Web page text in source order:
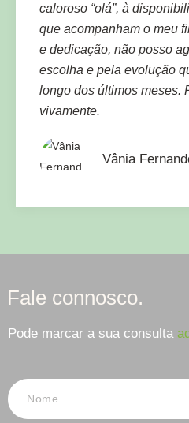
caloroso “olá”, à
que acompanham o meu
e dedicação, não posso
escolha e pela evolução
longo dos últimos meses.
vivamente.
Vânia
Fale connosco.
Pode marcar a sua consulta